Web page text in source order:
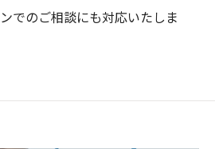
でのご相談にも対応いたしま